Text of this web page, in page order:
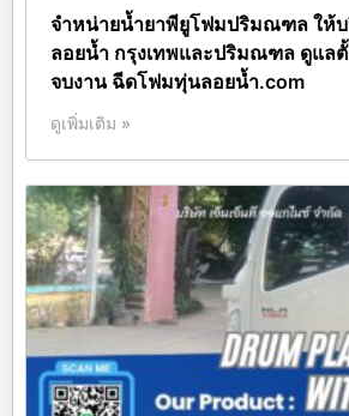
จำหน่ายน้ำยาพียูโฟมปริมณฑล ให้
ลอยน้ำ กรุงเทพและปริมณฑล ดูแล
จบงาน ฉีดโฟมทุ่นลอยน้ำ.com
ดูเพิ่มเติม »